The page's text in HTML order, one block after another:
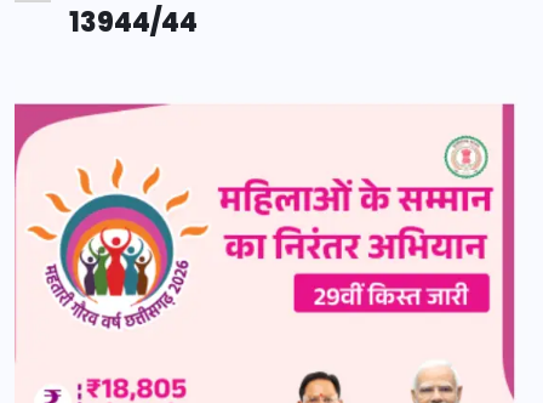
13944/44